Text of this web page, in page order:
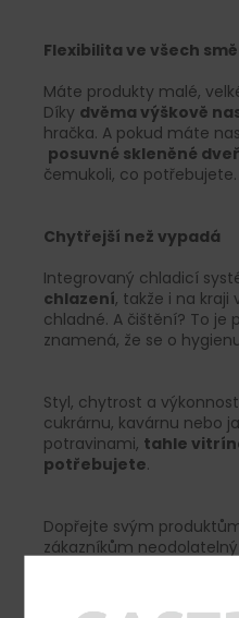
Flexibilita ve všech
Máte produkty malé,
Díky dvěma výškově
hračka. A pokud máte
posuvné skleněné
čemukoli, co potřebujete.
Chytřejší než vypadá
Integrovaný chladicí
chlazení, takže i na kraji
chladné. A čištění? To je
znamená, že se o
Styl, chytrost a
cukrárnu, kavárnu nebo
potravinami, tahle
potřebujete.
Dopřejte svým
zákazníkům
litrů.